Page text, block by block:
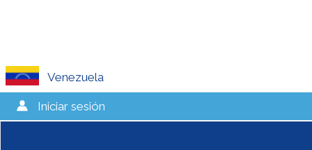
Venezuela
Iniciar sesión